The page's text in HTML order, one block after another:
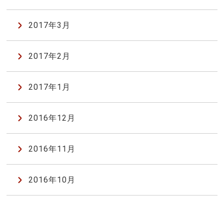
2017年3月
2017年2月
2017年1月
2016年12月
2016年11月
2016年10月